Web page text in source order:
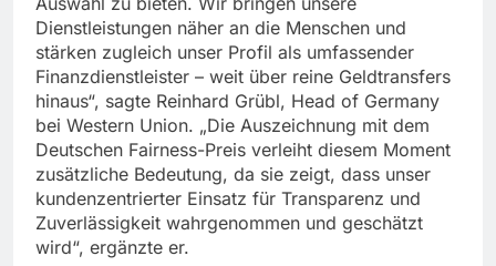
Dienstleistungen näher an die Menschen und
stärken zugleich unser Profil als umfassender
Finanzdienstleister – weit über reine Geldtransfers
hinaus“, sagte Reinhard Grübl, Head of Germany
bei Western Union. „Die Auszeichnung mit dem
Deutschen Fairness-Preis verleiht diesem Moment
zusätzliche Bedeutung, da sie zeigt, dass unser
kundenzentrierter Einsatz für Transparenz und
Zuverlässigkeit wahrgenommen und geschätzt
wird“, ergänzte er.